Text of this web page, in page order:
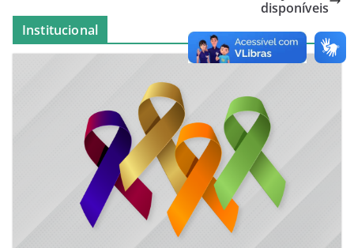
disponíveis
Institucional